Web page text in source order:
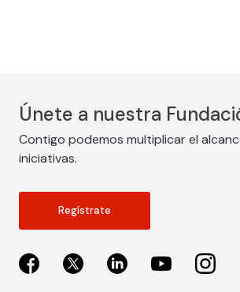
Únete a nuestra
Contigo podemos multiplicar el
iniciativas.
Regístrate